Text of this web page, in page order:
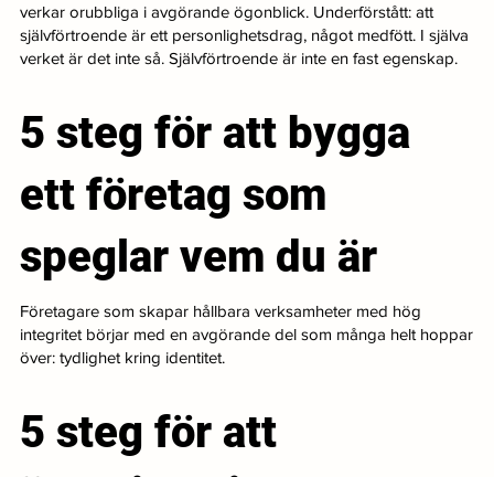
verkar orubbliga i avgörande ögonblick. Underförstått: att
självförtroende är ett personlighetsdrag, något medfött. I själva
verket är det inte så. Självförtroende är inte en fast egenskap.
5 steg för att bygga
ett företag som
speglar vem du är
Företagare som skapar hållbara verksamheter med hög
integritet börjar med en avgörande del som många helt hoppar
över: tydlighet kring identitet.
5 steg för att